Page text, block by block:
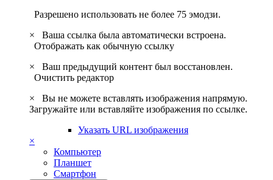
Разрешено использовать не более 75 эмодзи.
×
Ваша ссылка была автоматически встроена.
Отображать как обычную ссылку
×
Ваш предыдущий контент был восстановлен.
Очистить редактор
×
Вы не можете вставлять изображения напрямую.
Загружайте или вставляйте изображения по ссылке.
Указать URL изображения
×
Компьютер
Планшет
Смартфон